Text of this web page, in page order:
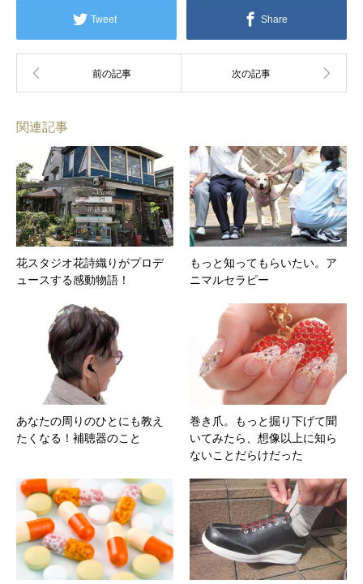
Tweet Share
関連記事
花スタジオ花詩織りがプロデ
ュースする感動物語！
もっと知ってもらいたい。ア
ニマルセラピー
あなたの周りのひとにも教え
たくなる！補聴器のこと
巻き爪。もっと掘り下げて聞
いてみたら、想像以上に知ら
ないことだらけだった